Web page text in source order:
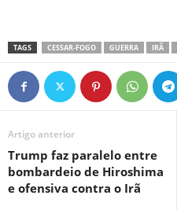
TAGS CESSAR-FOGO GUERRA IRÃ
Artigo anterior
Trump faz paralelo entre
bombardeio de Hiroshima
e ofensiva contra o Irã